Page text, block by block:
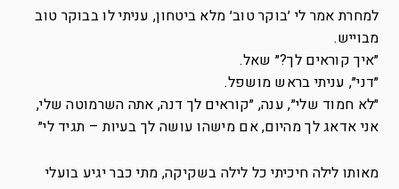
למחרת אמר לי ׳בוקר טוב׳ מלא ביטחון, עניתי לו בבוקר טוב
מבוייש.
״איך קוראים לך?״ שאל.
״דני״, עניתי בראש מושפל.
״לא חמוד שלי״, ענה, ״קוראים לך דנה, אתה השרמוטה שלי,
אני אדאג לך מהיום, אם מישהו עושה לך בעיות – תגיד לי״
מאותו לילה חיכיתי כל לילה בשקיקה, מתי כבר יגיע בועלי